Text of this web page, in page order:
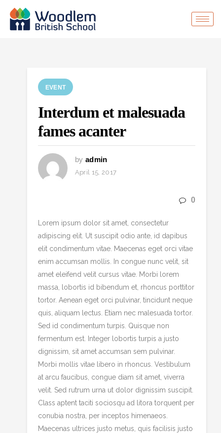
EVENT
Interdum et malesuada
fames acanter
by admin
April 15, 2017
0
Lorem ipsum dolor sit amet, consectetur
adipiscing elit. Ut suscipit odio ante, id dapibus
elit condimentum vitae. Maecenas eget orci vitae
enim accumsan mollis. In congue nunc velit, sit
amet eleifend velit cursus vitae. Morbi lorem
massa, lobortis id bibendum et, rhoncus porttitor
tortor. Aenean eget orci pulvinar, tincidunt neque
quis, aliquam lectus. Etiam nec malesuada tortor.
Sed id condimentum turpis. Quisque non
fermentum est. Integer lobortis turpis a justo
dignissim, sit amet accumsan sem pulvinar.
Morbi mollis vitae libero in rhoncus. Vestibulum
at arcu faucibus, congue diam sit amet, viverra
velit. Sed rutrum urna ut dolor dignissim suscipit.
Class aptent taciti sociosqu ad litora torquent per
conubia nostra, per inceptos himenaeos.
Maecenas ultrices justo metus, quis facilisis justo